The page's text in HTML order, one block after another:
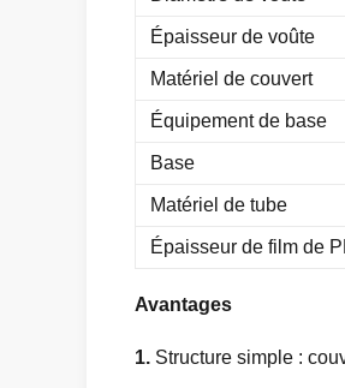
Épaisseur de voûte
Matériel de couvert
Équipement de base
Base
Matériel de tube
Épaisseur de film de
Avantages
1. Structure simple :